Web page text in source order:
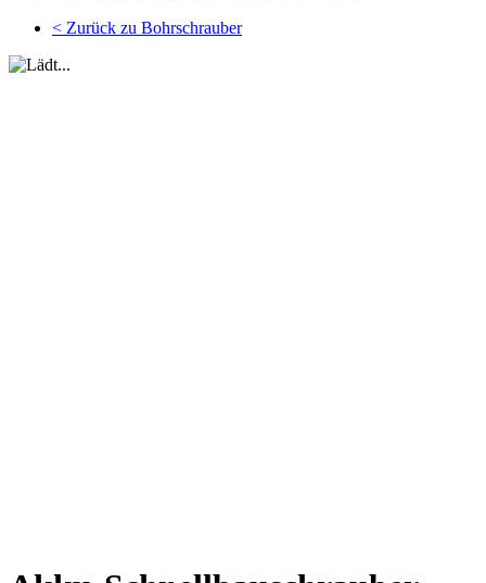
< Zurück zu Bohrschrauber